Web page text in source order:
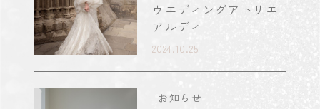
ウエディングアトリエ
アルディ
2024.10.25
お知らせ